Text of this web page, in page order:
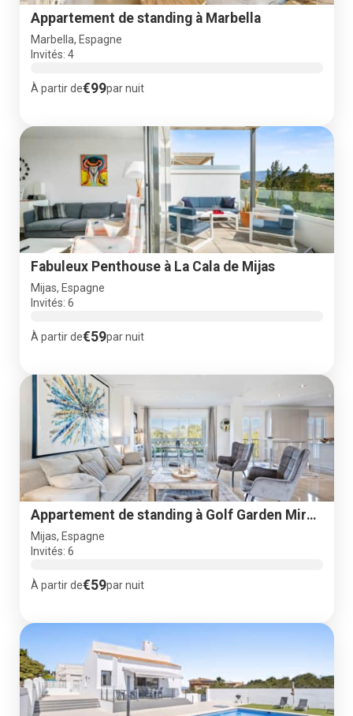
Appartement de standing à Marbella
Marbella, Espagne
Invités: 4
À partir de€99par nuit
Fabuleux Penthouse à La Cala de Mijas
Mijas, Espagne
Invités: 6
À partir de€59par nuit
Appartement de standing à Golf Garden Miraflores
Mijas, Espagne
Invités: 6
À partir de€59par nuit